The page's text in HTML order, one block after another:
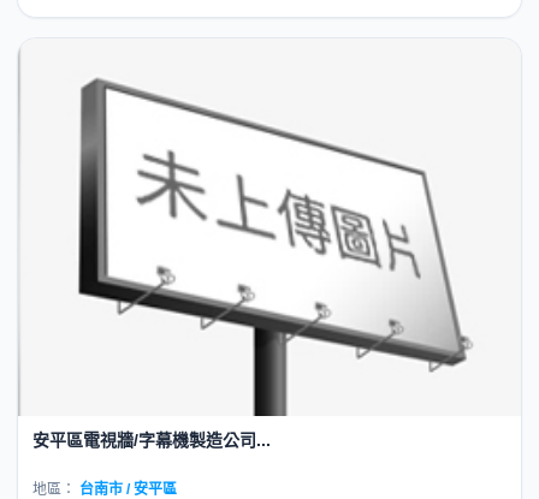
安平區電視牆/字幕機製造公司...
地區：
台南市 / 安平區